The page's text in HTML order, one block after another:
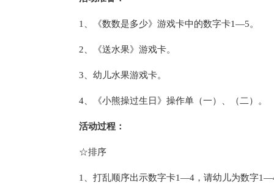
1、《数数是多少》游戏卡中的数字卡1—5。
2、《送水果》游戏卡。
3、幼儿水果游戏卡。
4、《小熊操过生日》操作单（一）、（二）。
活动过程：
☆排序
1、打乱顺序出示数字卡1—4，请幼儿为数字